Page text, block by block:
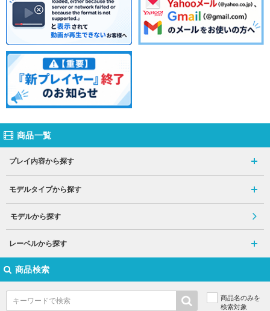
商品一覧
プレイ内容から探す
モデルタイプから探す
モデルから探す
レーベルから探す
商品検索
商品名のみを
検索対象